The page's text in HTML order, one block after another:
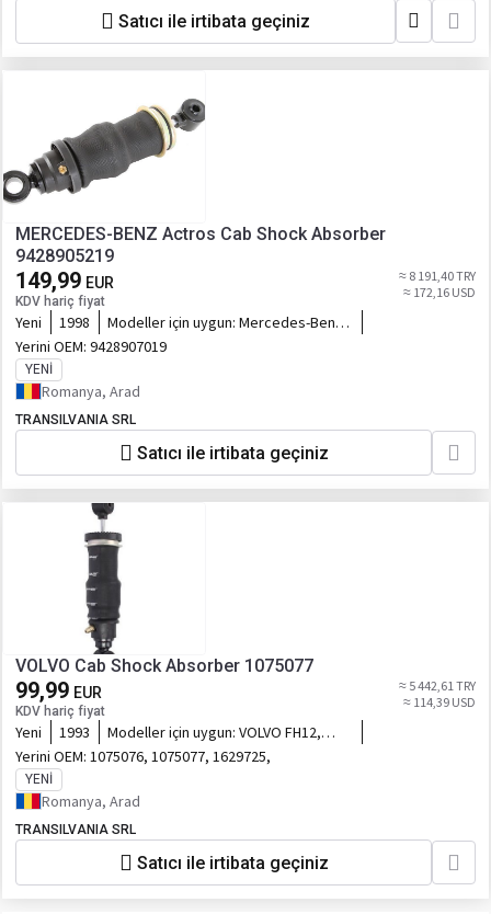
Satıcı ile irtibata geçiniz
MERCEDES-BENZ Actros Cab Shock Absorber
9428905219
149,99 EUR
KDV hariç fiyat
≈ 8 191,40 TRY
≈ 172,16 USD
Yeni 1998 Modeller için uygun: Mercedes-Benz
Actros
Yerini OEM: 9428907019
YENI
Romanya, Arad
TRANSILVANIA SRL
Satıcı ile irtibata geçiniz
VOLVO Cab Shock Absorber 1075077
99,99 EUR
KDV hariç fiyat
≈ 5 442,61 TRY
≈ 114,39 USD
Yeni 1993 Modeller için uygun: VOLVO FH12,
FH16, FH16 II 08.93-
Yerini OEM: 1075076, 1075077, 1629725,
YENI
Romanya, Arad
TRANSILVANIA SRL
Satıcı ile irtibata geçiniz